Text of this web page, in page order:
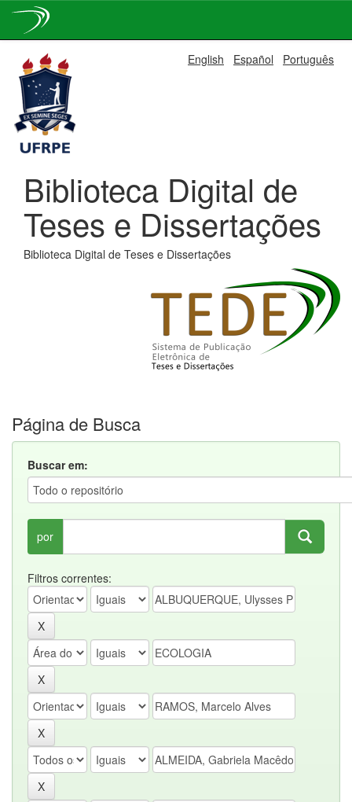
navigation
English Español Português
Biblioteca Digital de
Teses e Dissertações
Biblioteca Digital de Teses e Dissertações
Página de Busca
Buscar em:
por
Filtros correntes: